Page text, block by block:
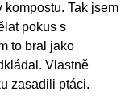
Tak jsem
pokus s
to bral jako
Vlastně
zasadili ptáci.